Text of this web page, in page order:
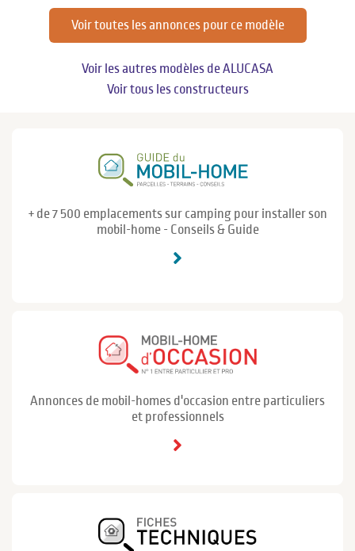
Voir toutes les annonces pour ce modèle
Voir les autres modèles de ALUCASA
Voir tous les constructeurs
+ de 7 500 emplacements sur camping pour installer son
mobil-home - Conseils & Guide
Annonces de mobil-homes d'occasion entre particuliers
et professionnels